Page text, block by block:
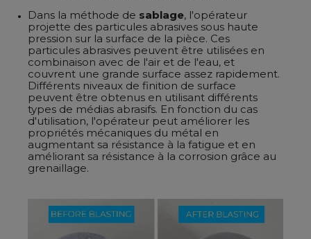
Dans la méthode de sablage, l'opérateur
projette des particules abrasives sous haute
pression sur la surface de la pièce. Ces
particules abrasives peuvent être utilisées en
combinaison avec de l'air et de l'eau, et
couvrent une grande surface assez rapidement.
Différents niveaux de finition de surface
peuvent être obtenus en utilisant différents
types de médias abrasifs. En fonction du cas
d'utilisation, l'opérateur peut améliorer les
propriétés mécaniques du métal en
augmentant sa résistance à la fatigue et en
améliorant sa résistance à la corrosion grâce au
grenaillage.